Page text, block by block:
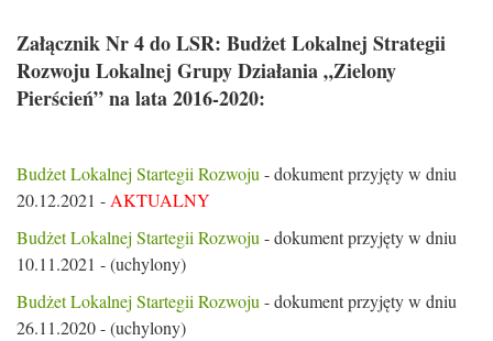
Załącznik Nr 4 do LSR: Budżet Lokalnej Strategii
Rozwoju Lokalnej Grupy Działania „Zielony
Pierścień” na lata 2016-2020:
Budżet Lokalnej Startegii Rozwoju - dokument przyjęty w dniu
20.12.2021 - AKTUALNY
Budżet Lokalnej Startegii Rozwoju - dokument przyjęty w dniu
10.11.2021 - (uchylony)
Budżet Lokalnej Startegii Rozwoju - dokument przyjęty w dniu
26.11.2020 - (uchylony)